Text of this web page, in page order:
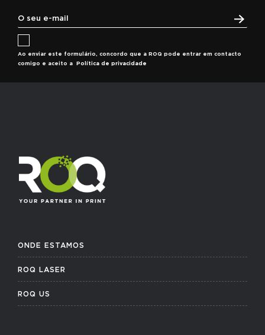
Ao enviar este formulário, concordo que a ROQ pode entrar em contacto
comigo e aceito a
Política de privacidade
ONDE ESTAMOS
ROQ LASER
ROQ US